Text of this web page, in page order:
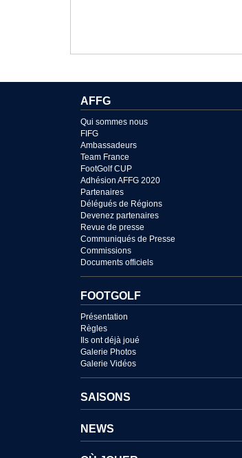
AFFG
Qui sommes nous
FIFG
Ambassadeurs
Team France
FootGolf CUP
Adhésion AFFG 2020
Partenaires
Délégués de Régions
Devenez partenaires
Revue de presse
Communiqués de Presse
Commissions
Documents officiels
FOOTGOLF
Présentation
Règles
Ils ont déjà joué
Galerie Photos
Galerie Vidéos
SAISONS
NEWS